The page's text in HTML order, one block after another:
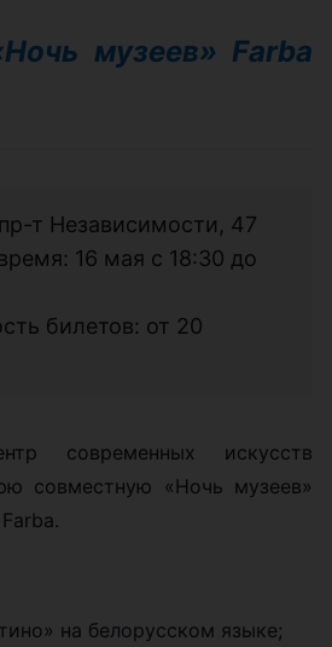
музеев» Farba
т Независимости, 47
16 мая с 18:30 до
билетов: от 20
современных искусств
совместную «Ночь музеев»
на белорусском языке;